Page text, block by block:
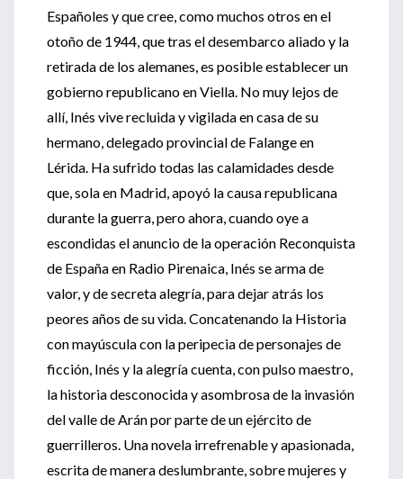
Españoles y que cree, como muchos otros en el
otoño de 1944, que tras el desembarco aliado y la
retirada de los alemanes, es posible establecer un
gobierno republicano en Viella. No muy lejos de
allí, Inés vive recluida y vigilada en casa de su
hermano, delegado provincial de Falange en
Lérida. Ha sufrido todas las calamidades desde
que, sola en Madrid, apoyó la causa republicana
durante la guerra, pero ahora, cuando oye a
escondidas el anuncio de la operación Reconquista
de España en Radio Pirenaica, Inés se arma de
valor, y de secreta alegría, para dejar atrás los
peores años de su vida. Concatenando la Historia
con mayúscula con la peripecia de personajes de
ficción, Inés y la alegría cuenta, con pulso maestro,
la historia desconocida y asombrosa de la invasión
del valle de Arán por parte de un ejército de
guerrilleros. Una novela irrefrenable y apasionada,
escrita de manera deslumbrante, sobre mujeres y